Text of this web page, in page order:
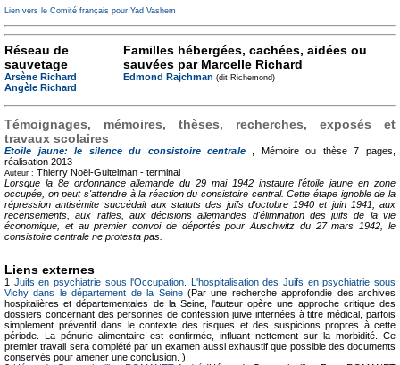
Lien vers le Comité français pour Yad Vashem
Réseau de
sauvetage
Arsène Richard
Angèle Richard
Familles hébergées, cachées, aidées ou
sauvées par Marcelle Richard
Edmond Rajchman (dit Richemond)
Témoignages, mémoires, thèses, recherches, exposés et
travaux scolaires
Etoile jaune: le silence du consistoire centrale, Mémoire ou thèse
7 pages,
réalisation 2013
Auteur : Thierry Noël-Guitelman - terminal
Lorsque la 8e ordonnance allemande du 29 mai 1942 instaure l'étoile jaune en zone
occupée, on peut s'attendre à la réaction du consistoire central. Cette étape ignoble de la
répression antisémite succédait aux statuts des juifs d'octobre 1940 et juin 1941, aux
recensements, aux rafles, aux décisions allemandes d'élimination des juifs de la vie
économique, et au premier convoi de déportés pour Auschwitz du 27 mars 1942, le
consistoire centrale ne protesta pas.
Liens externes
1 Juifs en psychiatrie sous l'Occupation. L'hospitalisation des Juifs en psychiatrie sous
Vichy dans le département de la Seine (Par une recherche approfondie des archives
hospitalières et départementales de la Seine, l'auteur opère une approche critique des
dossiers concernant des personnes de confession juive internées à titre médical, parfois
simplement préventif dans le contexte des risques et des suspicions propres à cette
période. La pénurie alimentaire est confirmée, influant nettement sur la morbidité. Ce
premier travail sera complété par un examen aussi exhaustif que possible des documents
conservés pour amener une conclusion. )